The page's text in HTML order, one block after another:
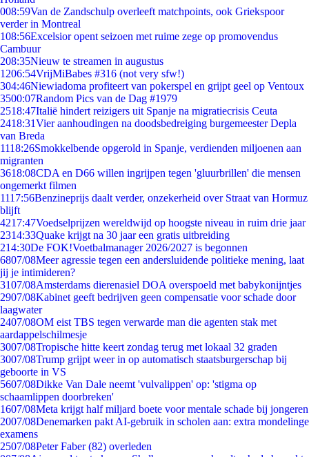
008:59Van de Zandschulp overleeft matchpoints, ook Griekspoor
verder in Montreal
108:56Excelsior opent seizoen met ruime zege op promovendus
Cambuur
208:35Nieuw te streamen in augustus
1206:54VrijMiBabes #316 (not very sfw!)
304:46Niewiadoma profiteert van pokerspel en grijpt geel op Ventoux
3500:07Random Pics van de Dag #1979
2518:47Italië hindert reizigers uit Spanje na migratiecrisis Ceuta
2418:31Vier aanhoudingen na doodsbedreiging burgemeester Depla
van Breda
1118:26Smokkelbende opgerold in Spanje, verdienden miljoenen aan
migranten
3618:08CDA en D66 willen ingrijpen tegen 'gluurbrillen' die mensen
ongemerkt filmen
1117:56Benzineprijs daalt verder, onzekerheid over Straat van Hormuz
blijft
4217:47Voedselprijzen wereldwijd op hoogste niveau in ruim drie jaar
2314:33Quake krijgt na 30 jaar een gratis uitbreiding
214:30De FOK!Voetbalmanager 2026/2027 is begonnen
6807/08Meer agressie tegen een andersluidende politieke mening, laat
jij je intimideren?
3107/08Amsterdams dierenasiel DOA overspoeld met babykonijntjes
2907/08Kabinet geeft bedrijven geen compensatie voor schade door
laagwater
2407/08OM eist TBS tegen verwarde man die agenten stak met
aardappelschilmesje
3007/08Tropische hitte keert zondag terug met lokaal 32 graden
3007/08Trump grijpt weer in op automatisch staatsburgerschap bij
geboorte in VS
5607/08Dikke Van Dale neemt 'vulvalippen' op: 'stigma op
schaamlippen doorbreken'
1607/08Meta krijgt half miljard boete voor mentale schade bij jongeren
2007/08Denemarken pakt AI-gebruik in scholen aan: extra mondelinge
examens
2507/08Peter Faber (82) overleden